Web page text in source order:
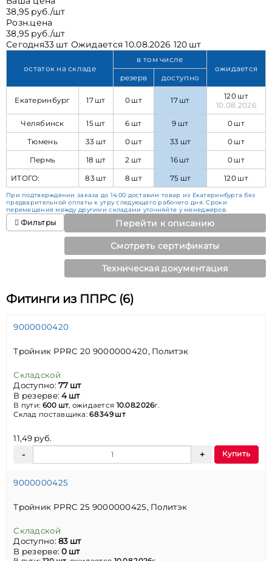
38,95 руб./шт
Розн.цена
38,95 руб./шт
Сегодня33 шт Ожидается 10.08.2026 120 шт
остаток на складе
в том числе
ожидается
резерв
доступно
Екатеринбург 17 шт 0 шт 17 шт
120 шт
10.08.2026
Челябинск
15 шт 6 шт 9 шт
0 шт
Тюмень
33 шт 0 шт 33 шт
0 шт
Пермь
18 шт 2 шт 16 шт
0 шт
ИТОГО:
83 шт 8 шт 75 шт 120 шт
При подтверждении заказа до 14:00 доставим товар из Екатеринбурга без
предварительной оплаты к утру следующего рабочего дня. Сроки
перемещения между другими складами уточняйте у менеджеров.
Фильтры Перейти к описанию
Смотреть сертификаты
Техническая документация
Фитинги из ППРС (6)
9000000420
Тройник PPRC 20 9000000420, Политэк
Складской
Доступно:77 шт
В резерве:4 шт
В пути: 600 шт, ожидается 10.08.2026г.
Склад поставщика:68 349 шт
11,49 руб.
Купить
9000000425
Тройник PPRC 25 9000000425, Политэк
Складской
Доступно:83 шт
В резерве:0 шт